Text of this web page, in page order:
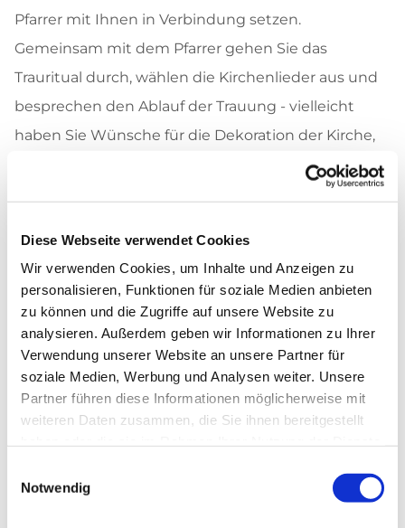
Diese Webseite verwendet Cookies
Wir verwenden Cookies, um Inhalte und Anzeigen zu
personalisieren, Funktionen für soziale Medien anbieten
zu können und die Zugriffe auf unsere Website zu
analysieren. Außerdem geben wir Informationen zu Ihrer
Verwendung unserer Website an unsere Partner für
soziale Medien, Werbung und Analysen weiter. Unsere
Partner führen diese Informationen möglicherweise mit
weiteren Daten zusammen, die Sie ihnen bereitgestellt
Notwendig
Pfarrer mit Ihnen in Verbindung setzen.
Gemeinsam mit dem Pfarrer gehen Sie das
Trauritual durch, wählen die Kirchenlieder aus und
besprechen den Ablauf der Trauung - vielleicht
haben Sie Wünsche für die Dekoration der Kirche,
die Musik oder möchten einen Raum für eine
anschließende Feier mit der Familie reservieren.
Formular zur
Anmeldung einer
Trauung
Hier können Sie Ihre Daten und Informationen an
uns senden und wichtige Dokumente anhängen.